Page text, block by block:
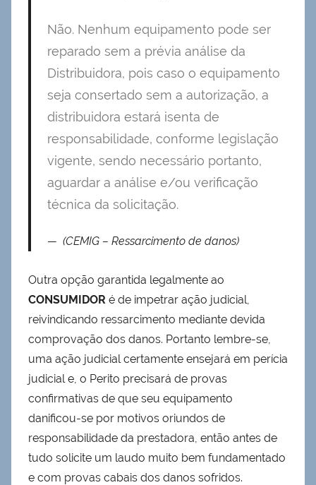
Não. Nenhum equipamento pode ser
reparado sem a prévia análise da
Distribuidora, pois caso o equipamento
seja consertado sem a autorização, a
distribuidora estará isenta de
responsabilidade, conforme legislação
vigente, sendo necessário portanto,
aguardar a análise e/ou verificação
técnica da solicitação.
(CEMIG – Ressarcimento de danos)
Outra opção garantida legalmente ao
CONSUMIDOR é de impetrar ação judicial,
reivindicando ressarcimento mediante devida
comprovação dos danos. Portanto lembre-se,
uma ação judicial certamente ensejará em perícia
judicial e, o Perito precisará de provas
confirmativas de que seu equipamento
danificou-se por motivos oriundos de
responsabilidade da prestadora, então antes de
tudo solicite um laudo muito bem fundamentado
e com provas cabais dos danos sofridos.